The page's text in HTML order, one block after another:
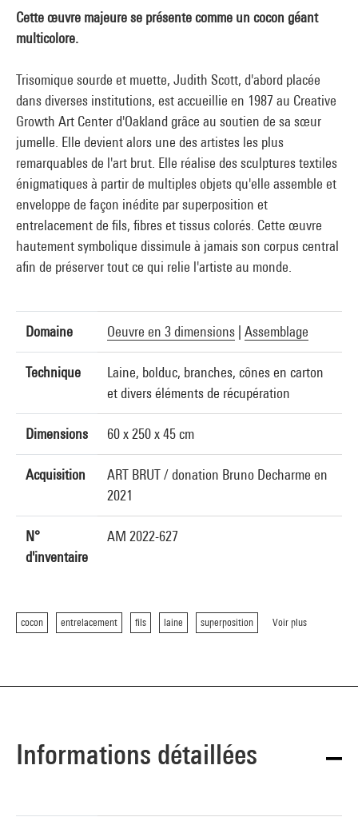
Cette œuvre majeure se présente comme un cocon géant
multicolore.
Trisomique sourde et muette, Judith Scott, d'abord placée
dans diverses institutions, est accueillie en 1987 au Creative
Growth Art Center d'Oakland grâce au soutien de sa sœur
jumelle. Elle devient alors une des artistes les plus
remarquables de l'art brut. Elle réalise des sculptures textiles
énigmatiques à partir de multiples objets qu'elle assemble et
enveloppe de façon inédite par superposition et
entrelacement de fils, fibres et tissus colorés. Cette œuvre
hautement symbolique dissimule à jamais son corpus central
afin de préserver tout ce qui relie l'artiste au monde.
Domaine Oeuvre en 3 dimensions Assemblage
Technique
Laine, bolduc, branches, cônes en carton
et divers éléments de récupération
Dimensions 60 x 250 x 45 cm
Acquisition
ART BRUT / donation Bruno Decharme en
2021
N°
d'inventaire
AM 2022-627
cocon entrelacement fils laine superposition Voir plus
Informations détaillées